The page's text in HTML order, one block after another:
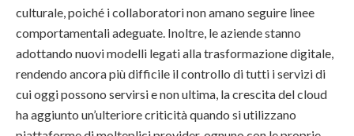
culturale, poiché i collaboratori non amano seguire linee
comportamentali adeguate. Inoltre, le aziende stanno
adottando nuovi modelli legati alla trasformazione digitale,
rendendo ancora più difficile il controllo di tutti i servizi di
cui oggi possono servirsi e non ultima, la crescita del cloud
ha aggiunto un’ulteriore criticità quando si utilizzano